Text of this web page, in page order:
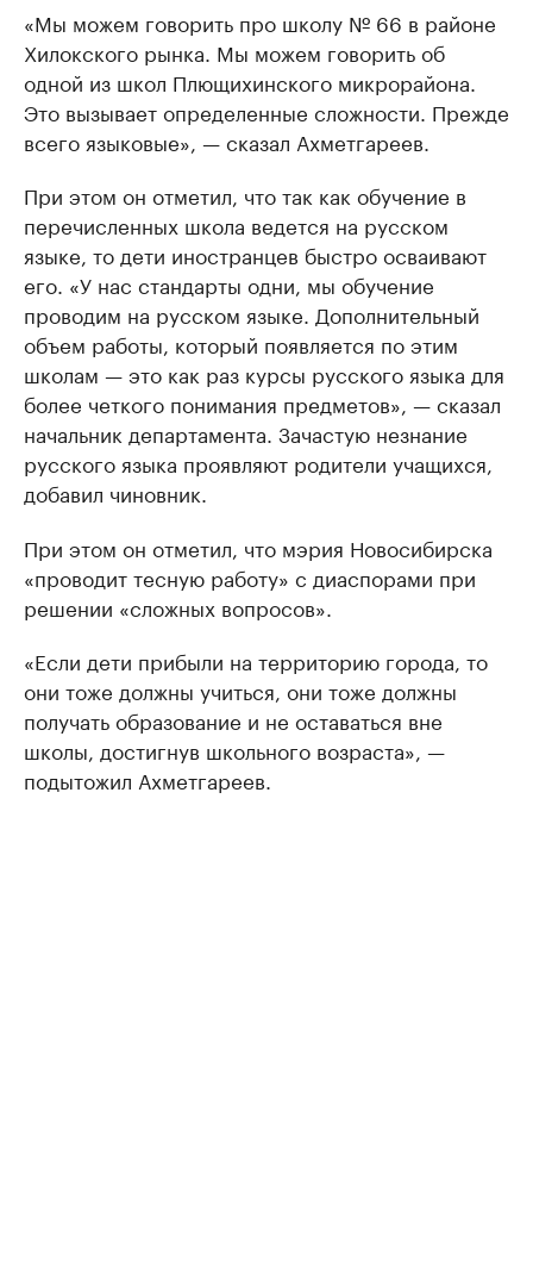
«Мы можем говорить про школу № 66 в районе
Хилокского рынка. Мы можем говорить об
одной из школ Плющихинского микрорайона.
Это вызывает определенные сложности. Прежде
всего языковые», — сказал Ахметгареев.
При этом он отметил, что так как обучение в
перечисленных школа ведется на русском
языке, то дети иностранцев быстро осваивают
его. «У нас стандарты одни, мы обучение
проводим на русском языке. Дополнительный
объем работы, который появляется по этим
школам — это как раз курсы русского языка для
более четкого понимания предметов», — сказал
начальник департамента. Зачастую незнание
русского языка проявляют родители учащихся,
добавил чиновник.
При этом он отметил, что мэрия Новосибирска
«проводит тесную работу» с диаспорами при
решении «сложных вопросов».
«Если дети прибыли на территорию города, то
они тоже должны учиться, они тоже должны
получать образование и не оставаться вне
школы, достигнув школьного возраста», —
подытожил Ахметгареев.